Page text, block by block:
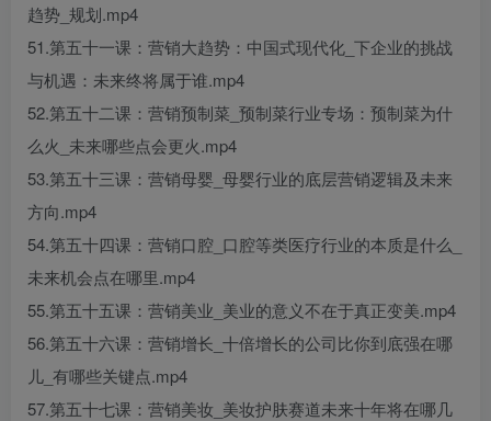
趋势_规划.mp4
51.第五十一课：营销大趋势：中国式现代化_下企业的挑战
与机遇：未来终将属于谁.mp4
52.第五十二课：营销预制菜_预制菜行业专场：预制菜为什
么火_未来哪些点会更火.mp4
53.第五十三课：营销母婴_母婴行业的底层营销逻辑及未来
方向.mp4
54.第五十四课：营销口腔_口腔等类医疗行业的本质是什么_
未来机会点在哪里.mp4
55.第五十五课：营销美业_美业的意义不在于真正变美.mp4
56.第五十六课：营销增长_十倍增长的公司比你到底强在哪
儿_有哪些关键点.mp4
57.第五十七课：营销美妆_美妆护肤赛道未来十年将在哪几